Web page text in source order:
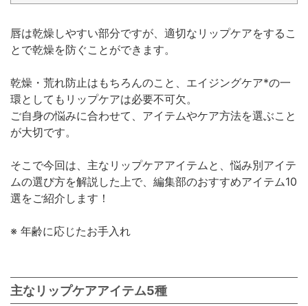
唇は乾燥しやすい部分ですが、適切なリップケアをするこ
とで乾燥を防ぐことができます。
乾燥・荒れ防止はもちろんのこと、エイジングケア*の一
環としてもリップケアは必要不可欠。
ご自身の悩みに合わせて、アイテムやケア方法を選ぶこと
が大切です。
そこで今回は、主なリップケアアイテムと、悩み別アイテ
ムの選び方を解説した上で、編集部のおすすめアイテム10
選をご紹介します！
※ 年齢に応じたお手入れ
主なリップケアアイテム5種